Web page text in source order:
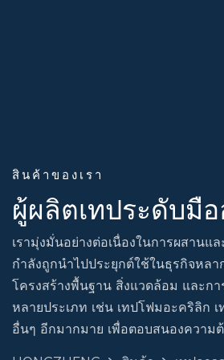
สินค้าของเรา
ผู้ผลิตเทประดับมื
เรามุ่งมั่นอย่างต่อเนื่องในการผสาน
กำลังถูกนำไปประยุกต์ใช้ในธุรกิจหล
โครงสร้างพื้นฐาน สิ่งแวดล้อม และ
หลายประเภท เช่น เทปโฟมอะคริลิก
อื่นๆ อีกมากมาย เพื่อตอบสนองความ